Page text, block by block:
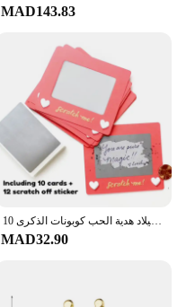
MAD143.83
10 قطعة خدش بطاقات عيد ميلاد هدية الحب كوبونات الذكرى DIY بها بنفسك هدية لها عيد الحب تذاكر الحب ملاحظة لعبة بطاقات
MAD32.90